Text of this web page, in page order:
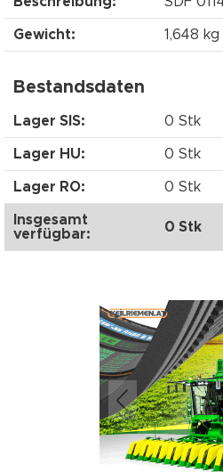
Gewicht: 1,648
Bestandsdaten
Lager SIS: 0 Stk
Lager HU: 0 Stk
Lager RO: 0 Stk
Insgesamt
verfügbar:
0 Stk